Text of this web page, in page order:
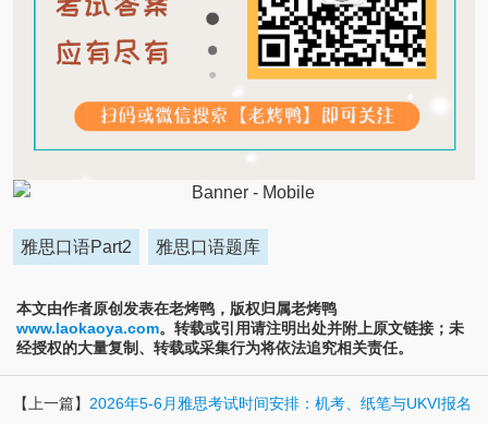
雅思口语Part2 雅思口语题库
本文由作者原创发表在老烤鸭，版权归属老烤鸭
www.laokaoya.com。转载或引用请注明出处并附上原文链接；未
经授权的大量复制、转载或采集行为将依法追究相关责任。
【上一篇】 2026年5-6月雅思考试时间安排：机考、纸笔与UKVI报名